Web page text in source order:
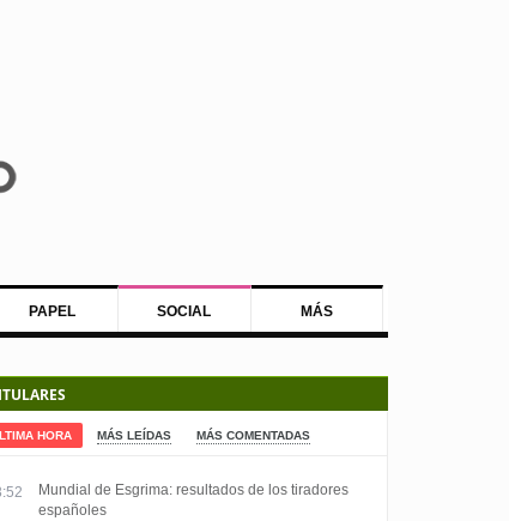
PAPEL SOCIAL MÁS
HORA MÁS LEÍDAS MÁS COMENTADAS
Mundial de Esgrima: resultados de los tiradores
españoles